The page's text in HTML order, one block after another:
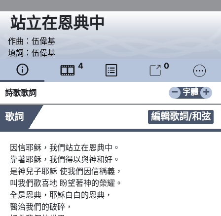
站立在恩典中
作曲： 伍偉基
填詞： 伍偉基
  4   0 
詩歌歌詞 − +
字體
歌詞 編輯歌詞/和弦
因信耶穌，我們站立在恩典中。
靠著耶穌，我們得以與神和好。
是神兒子耶穌 使我們因信稱義，
叫我們歡喜地 盼望著神的榮耀。
全是恩典，耶穌白白的恩典，
醫治我們的破碎，